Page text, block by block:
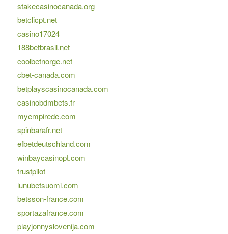
stakecasinocanada.org
betclicpt.net
casino17024
188betbrasil.net
coolbetnorge.net
cbet-canada.com
betplayscasinocanada.com
casinobdmbets.fr
myempirede.com
spinbarafr.net
efbetdeutschland.com
winbaycasinopt.com
trustpilot
lunubetsuomi.com
betsson-france.com
sportazafrance.com
playjonnyslovenija.com